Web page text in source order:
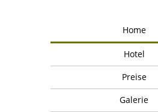
Home
Hotel
Preise
Galerie